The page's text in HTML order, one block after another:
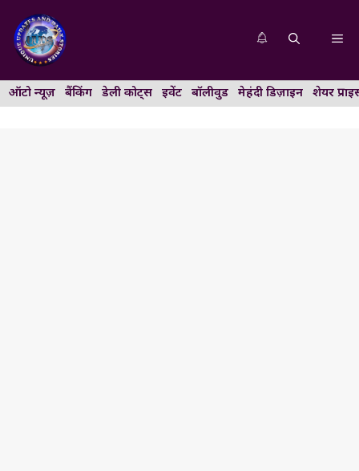
content
ऑटो न्यूज़ बैंकिंग डेली कोट्स इवेंट बॉलीवुड मेहंदी डिज़ाइन शेयर